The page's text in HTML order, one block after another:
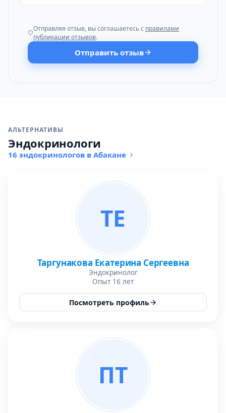
Отправляя отзыв, вы соглашаетесь с правилами
публикации отзывов.
Отправить отзыв
АЛЬТЕРНАТИВЫ
Эндокринологи
16 эндокринологов в Абакане
ТЕ
Таргунакова Екатерина Сергеевна
Эндокринолог
Опыт 16 лет
Посмотреть профиль
ПТ